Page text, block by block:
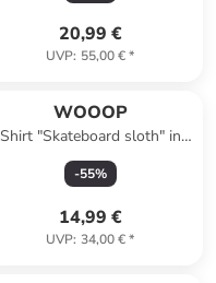
20,99 €
UVP: 55,00 €*
WOOOP
Shirt "Skateboard sloth" in
Weiß
-55%
14,99 €
UVP: 34,00 €*